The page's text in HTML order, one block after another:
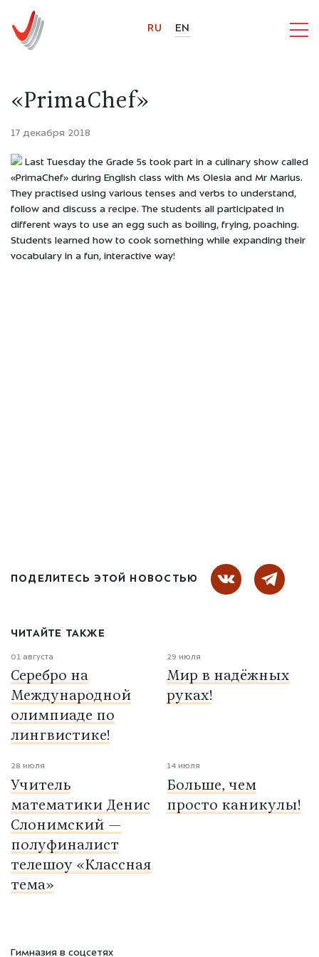
RU EN
«PrimaChef»
17 декабря 2018
Last Tuesday the Grade 5s took part in a culinary show called
«PrimaChef» during English class with Ms Olesia and Mr Marius.
They practised using various tenses and verbs to understand,
follow and discuss a recipe. The students all participated in
different ways to use an egg such as boiling, frying, poaching.
Students learned how to cook something while expanding their
vocabulary in a fun, interactive way!
ПОДЕЛИТЕСЬ ЭТОЙ НОВОСТЬЮ
ЧИТАЙТЕ ТАКЖЕ
01 августа
Серебро на
Международной
олимпиаде по
лингвистике!
29 июля
Мир в надёжных
руках!
28 июля
Учитель
математики Денис
Слонимский —
полуфиналист
телешоу «Классная
тема»
14 июля
Больше, чем
просто каникулы!
Гимназия в соцсетях